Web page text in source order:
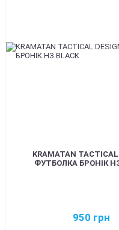
KRAMATAN
ФУТБОЛКА БРОНІК
950 грн